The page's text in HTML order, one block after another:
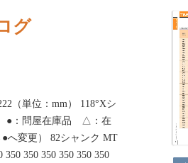
グ
（単位：mm） 118°Xシ
●：問屋在庫品 △：在
へ変更） 82シャンク MT
350 350 350 350 350 350